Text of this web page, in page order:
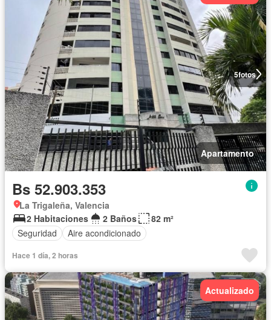
5fotos
Apartamento
Bs 52.903.353
La Trigaleña, Valencia
2 Habitaciones
2 Baños
82 m²
Seguridad
Aire acondicionado
Hace 1 día, 2 horas
Actualizado